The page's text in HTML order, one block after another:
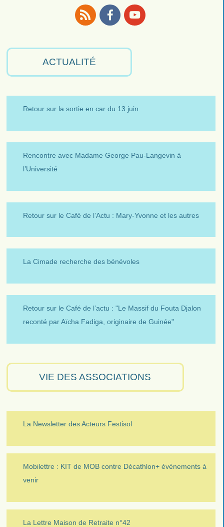
ACTUALITÉ
Retour sur la sortie en car du 13 juin
Rencontre avec Madame George Pau-Langevin à
l’Université
Retour sur le Café de l’Actu : Mary-Yvonne et les autres
La Cimade recherche des bénévoles
Retour sur le Café de l’actu : "Le Massif du Fouta Djalon
reconté par Aïcha Fadiga, originaire de Guinée"
VIE DES ASSOCIATIONS
La Newsletter des Acteurs Festisol
Mobilettre : KIT de MOB contre Décathlon+ évènements à
venir
La Lettre Maison de Retraite n°42